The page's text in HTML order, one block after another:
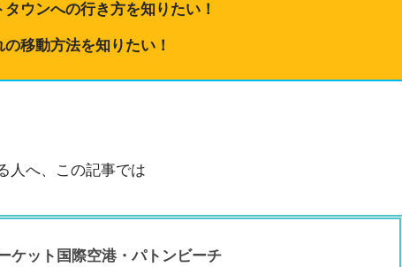
ウンへの行き方を知りたい！
移動方法を知りたい！
人へ、この記事では
ケット国際空港・パトンビーチ